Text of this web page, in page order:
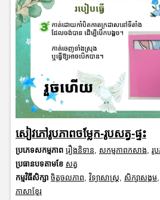
សៀវភៅរូបភាពចម្លែក-រូបសត្វ-ផ្ទះ
ប្រភេទសកម្មភាព រឿងនិទាន សកម្មភាពកសាង រូ
ប្រធានបទតាមខែ សត្វ
កម្មវិធីសិក្សា ចិត្តចលភាព វិទ្យាសាស្រ្ត សិក្សាសង្គម,
ភាសាខ្មែរ